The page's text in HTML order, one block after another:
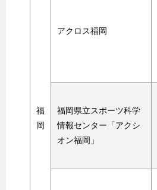
福
岡
アクロス福岡
福岡県立スポーツ科学
情報センター「アクシ
オン福岡」